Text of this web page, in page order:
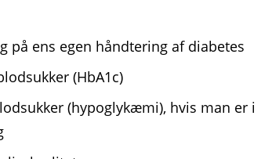
på ens egen håndtering af diabetes
(HbA1c)
(hypo­glykæmi), hvis man er i